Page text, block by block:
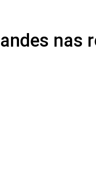
nas